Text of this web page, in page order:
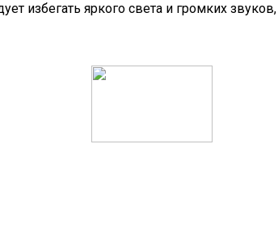
избегать яркого света и громких